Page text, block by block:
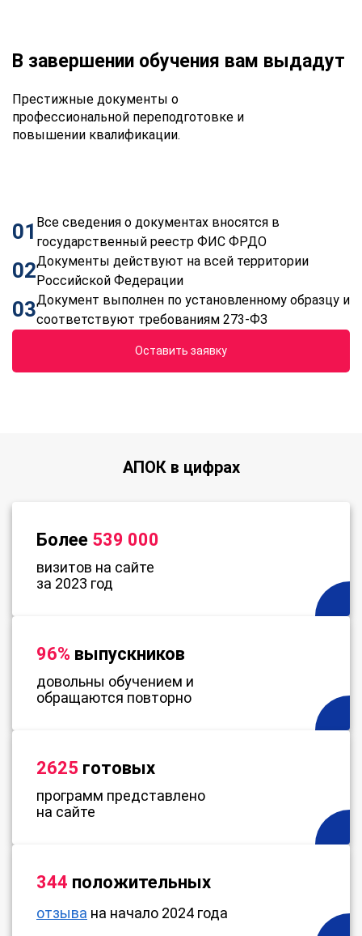
В завершении обучения вам выдадут
Престижные документы о
профессиональной переподготовке и
повышении квалификации.
01 Все сведения о документах вносятся в
государственный реестр ФИС ФРДО
02Документы действуют на всей территории
Российской Федерации
03Документ выполнен по установленному образцу и
соответствуют требованиям 273-ФЗ
Оставить заявку
АПОК в цифрах
Более 539 000
визитов на сайте
за 2023 год
96% выпускников
довольны обучением и
обращаются повторно
2625 готовых
программ представлено
на сайте
344 положительных
отзыва на начало 2024 года